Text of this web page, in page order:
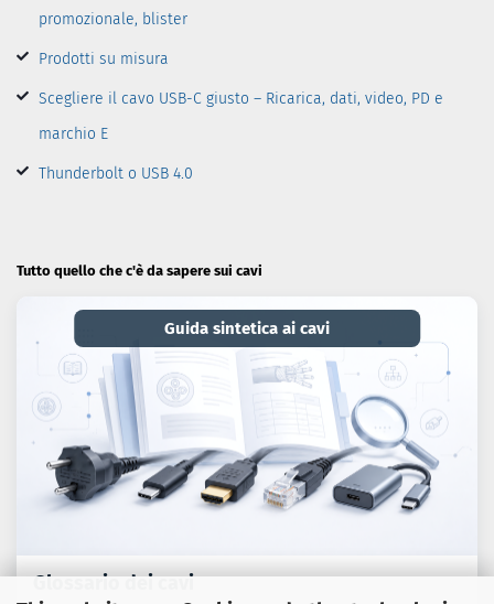
promozionale, blister
Prodotti su misura
Scegliere il cavo USB-C giusto – Ricarica, dati, video, PD e
marchio E
Thunderbolt o USB 4.0
Tutto quello che c'è da sapere sui cavi
Guida sintetica ai cavi
Glossario dei cavi